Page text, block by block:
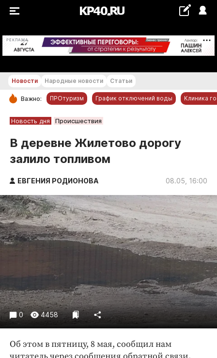
РЕКЛАМА +24...+25 °С
РУБРИКИ
Новости компаний
Статьи
Народные новости
Авто и транспорт
Благоустройство
Криминал
Культура
Недвижимость и ЖКХ
Общество
Погода
Праздники
Происшествия
Спорт
Экономика и бизнес
Новости Народные новости Статьи
Важно: ПРОтуризм График отключений воды Клиника
Новость дня Происшествия
В деревне Жилетово дорогу
залило топливом
ЕВГЕНИЯ РОДИОНОВА 08.05, 16:00
0 4458
Об этом в пятницу, 8 мая, сообщил нам